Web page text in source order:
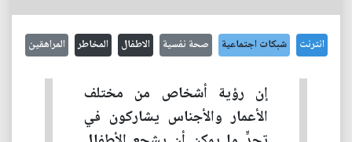
انترنت شبكات اجتماعية صحة نفسية الاطفال المخاطر المراهقين
إن رؤية أشخاص من مختلف
الأعمار والأجناس يشاركون في